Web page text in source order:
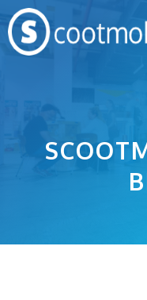
Spring
naar
inhoud